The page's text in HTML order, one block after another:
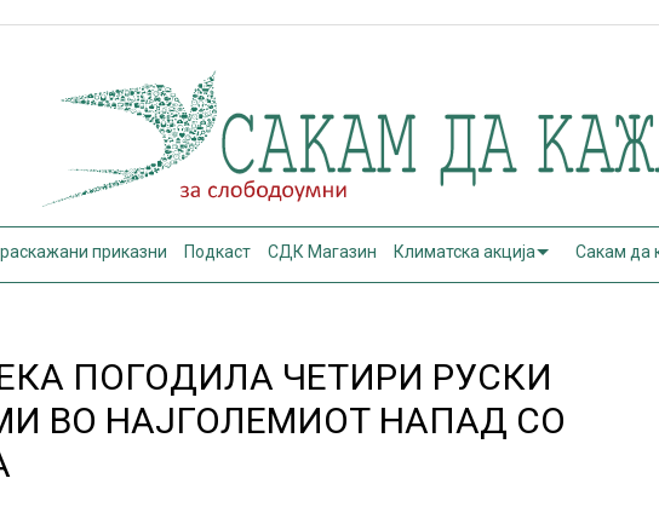
приказни Подкаст СДК Магазин Климатска акција Сакам да
ПОГОДИЛА ЧЕТИРИ РУСКИ
ВО НАЈГОЛЕМИОТ НАПАД СО